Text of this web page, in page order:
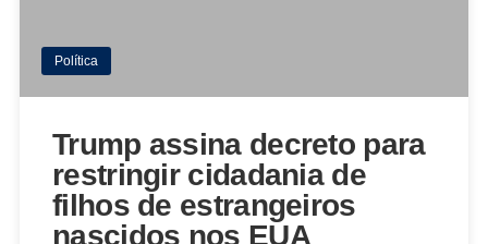
Política
Trump assina decreto para
restringir cidadania de
filhos de estrangeiros
nascidos nos EUA